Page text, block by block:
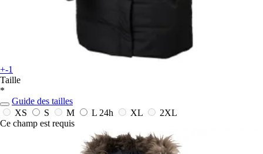
+-1
Taille
*
Guide des tailles
XS
S M L 24h XL
2XL
Ce champ est requis